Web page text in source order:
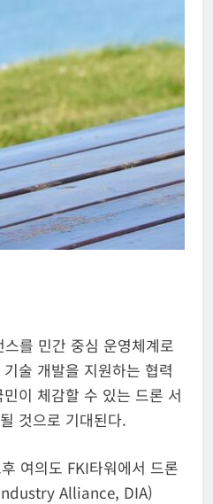
를 민간 중심 운영체계로
술 개발을 지원하는 협력
이 체감할 수 있는 드론 서
것으로 기대된다.
여의도 FKI타워에서 드론
Alliance, DIA)